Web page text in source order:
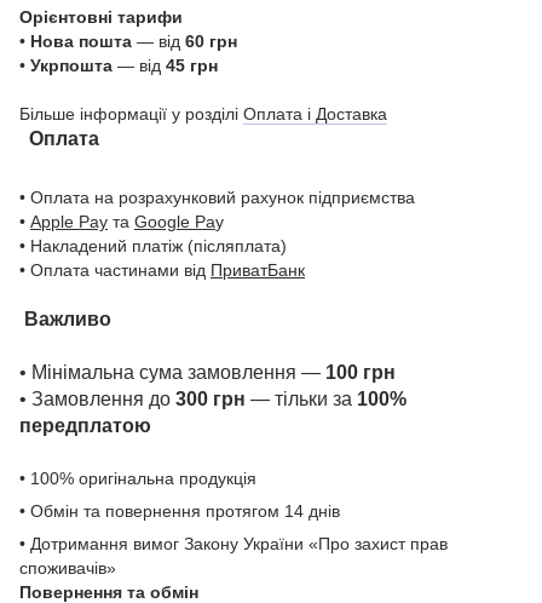
Орієнтовні тарифи
• Нова пошта — від 60 грн
• Укрпошта — від 45 грн
Більше інформації у розділі Оплата і Доставка
Оплата
• Оплата на розрахунковий рахунок підприємства
• Apple Pay та Google Pay
• Накладений платіж (післяплата)
• Оплата частинами від ПриватБанк
Важливо
• Мінімальна сума замовлення — 100 грн
• Замовлення до 300 грн — тільки за 100%
передплатою
• 100% оригінальна продукція
• Обмін та повернення протягом 14 днів
• Дотримання вимог Закону України «Про захист прав
споживачів»
Повернення та обмін